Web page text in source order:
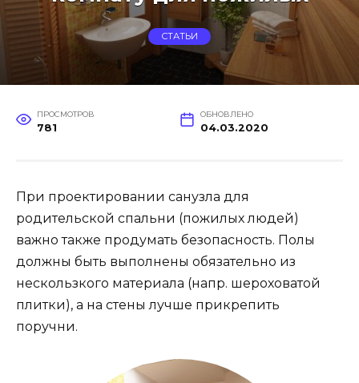
СТАТЬИ
ПРОСМОТРОВ
781
ОБНОВЛЕНО
04.03.2020
При проектировании санузла для
родительской спальни (пожилых людей)
важно также продумать безопасность. Полы
должны быть выполнены обязательно из
нескользкого материала (напр. шероховатой
плитки), а на стены лучше прикрепить
поручни.